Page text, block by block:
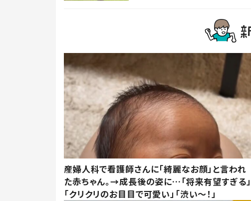
産婦人科で看護師さんに「綺麗なお顔」と言われ
た赤ちゃん。→成長後の姿に…「将来有望すぎる」
「クリクリのお目目で可愛い」「渋い～！」